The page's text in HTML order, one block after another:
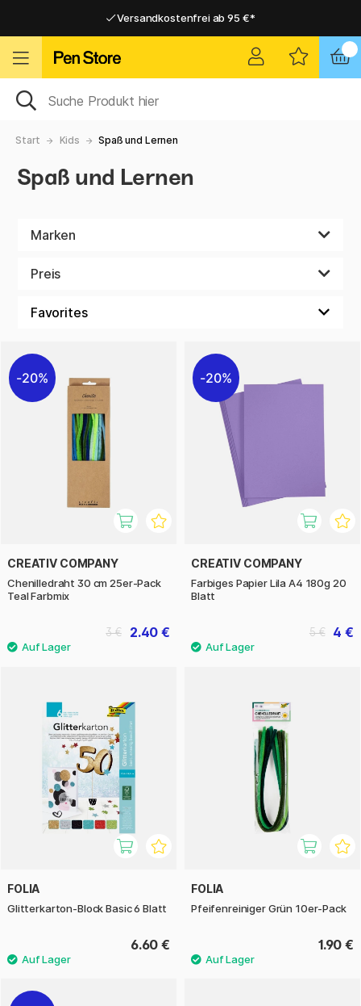
Versandkostenfrei ab 95 €*
Versandkostenfrei ab 95 €*
Start Kids Spaß und Lernen
Spaß und Lernen
Marken
Preis
20%
CREATIV COMPANY
Chenilledraht 30 cm 25er-Pack
Teal Farbmix
2.40 €
3 €
20%
CREATIV COMPANY
Farbiges Papier Lila A4 180g 20
Blatt
4 €
5 €
FOLIA
Glitterkarton-Block Basic 6 Blatt
6.60 €
FOLIA
Pfeifenreiniger Grün 10er-Pack
1.90 €